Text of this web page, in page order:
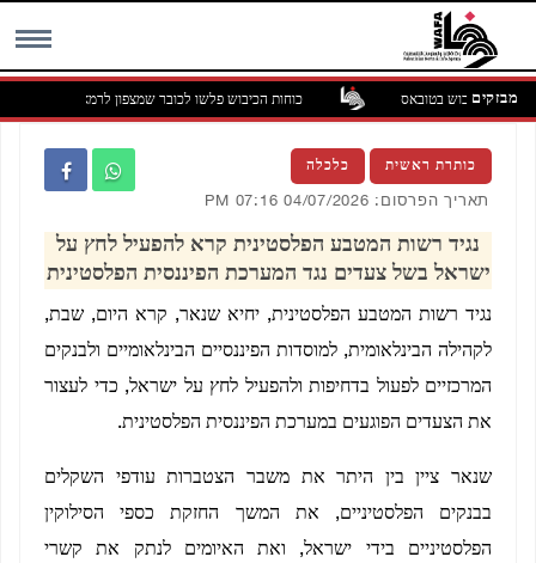
מבזקים כוחות הכיבוש פלשו לכובר שמצפון לרמאללה
כותרת ראשית כלכלה
תאריך הפרסום: 04/07/2026 07:16 PM
נגיד רשות המטבע הפלסטינית קרא להפעיל לחץ על
ישראל בשל צעדים נגד המערכת הפיננסית הפלסטינית
נגיד רשות המטבע הפלסטינית, יחיא שנאר, קרא היום, שבת,
לקהילה הבינלאומית, למוסדות הפיננסיים הבינלאומיים ולבנקים
המרכזיים לפעול בדחיפות ולהפעיל לחץ על ישראל, כדי לעצור
את הצעדים הפוגעים במערכת הפיננסית הפלסטינית.
שנאר ציין בין היתר את משבר הצטברות עודפי השקלים
בבנקים הפלסטיניים, את המשך החזקת כספי הסילוקין
הפלסטיניים בידי ישראל, ואת האיומים לנתק את קשרי